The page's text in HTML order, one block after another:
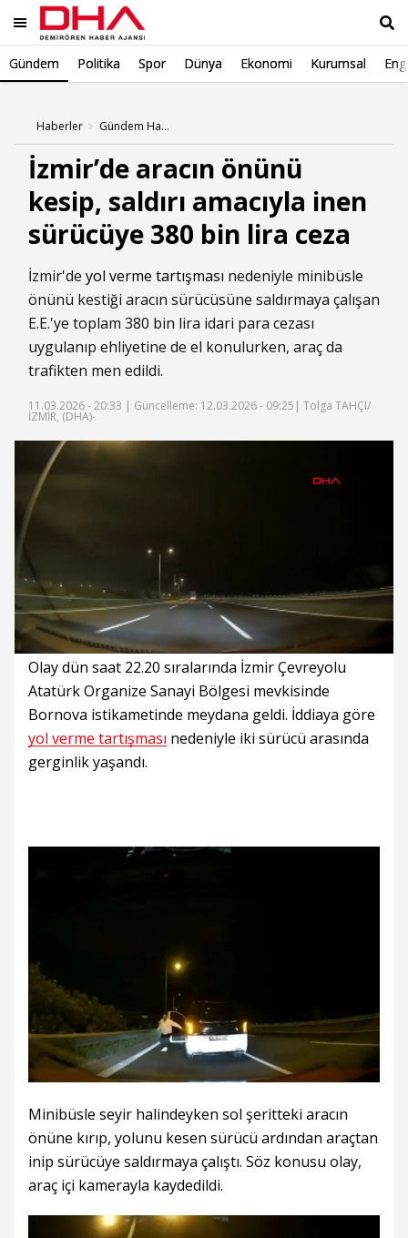
Gündem Politika Spor Dünya Ekonomi Kurumsal
Haberler Gündem Haberleri
İzmir’de aracın önünü
kesip, saldırı amacıyla inen
sürücüye 380 bin lira ceza
İzmir'de yol verme tartışması nedeniyle minibüsle
önünü kestiği aracın sürücüsüne saldırmaya çalışan
E.E.'ye toplam 380 bin lira idari para cezası
uygulanıp ehliyetine de el konulurken, araç da
trafikten men edildi.
11.03.2026 - 20:33 | Güncelleme: 12.03.2026 - 09:25 | Tolga TAHÇI/
İZMİR, (DHA)-
Süre
Süre Yüklendi
0%
Yükleniyor
0%
Olay dün saat 22.20 sıralarında İzmir Çevreyolu
Atatürk Organize Sanayi Bölgesi mevkisinde
Bornova istikametinde meydana geldi. İddiaya göre
yol verme tartışması nedeniyle iki sürücü arasında
gerginlik yaşandı.
Minibüsle seyir halindeyken sol şeritteki aracın
önüne kırıp, yolunu kesen sürücü ardından araçtan
inip sürücüye saldırmaya çalıştı. Söz konusu olay,
araç içi kamerayla kaydedildi.